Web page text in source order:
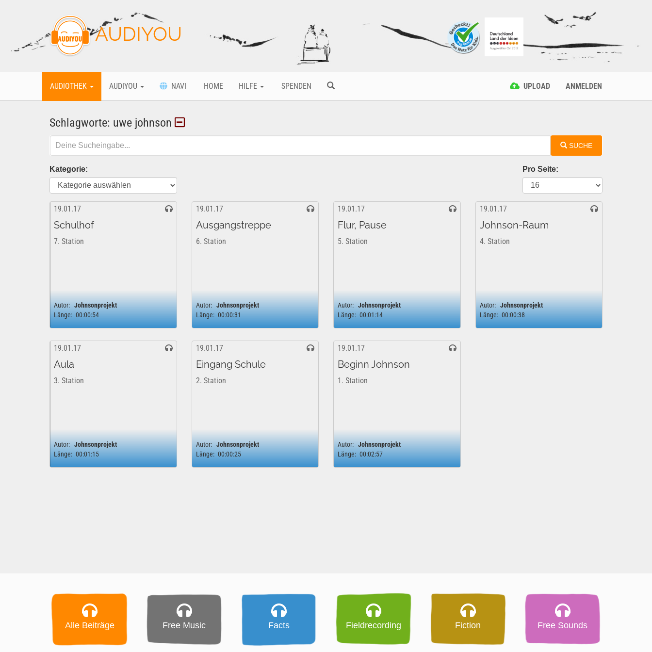
AUDIYOU
AUDIOTHEK AUDIYOU NAVI HOME HILFE SPENDEN UPLOAD ANMELDEN
Schlagworte: uwe johnson
SUCHE
Kategorie: Pro Seite:
19.01.17
Schulhof
7. Station
Autor: Johnsonprojekt
Länge: 00:00:54
19.01.17
Ausgangstreppe
6. Station
Autor: Johnsonprojekt
Länge: 00:00:31
19.01.17
Flur, Pause
5. Station
Autor: Johnsonprojekt
Länge: 00:01:14
19.01.17
Johnson-Raum
4. Station
Autor: Johnsonprojekt
Länge: 00:00:38
19.01.17
Aula
3. Station
Autor: Johnsonprojekt
Länge: 00:01:15
19.01.17
Eingang Schule
2. Station
Autor: Johnsonprojekt
Länge: 00:00:25
19.01.17
Beginn Johnson
1. Station
Autor: Johnsonprojekt
Länge: 00:02:57
Alle Beiträge Free Music Facts Fieldrecording Fiction Free Sounds